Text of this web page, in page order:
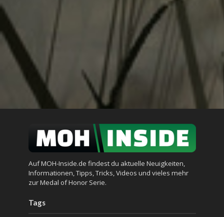
Auf MOH-Inside.de findest du aktuelle Neuigkeiten,
Informationen, Tipps, Tricks, Videos und vieles mehr
zur Medal of Honor Serie.
Tags